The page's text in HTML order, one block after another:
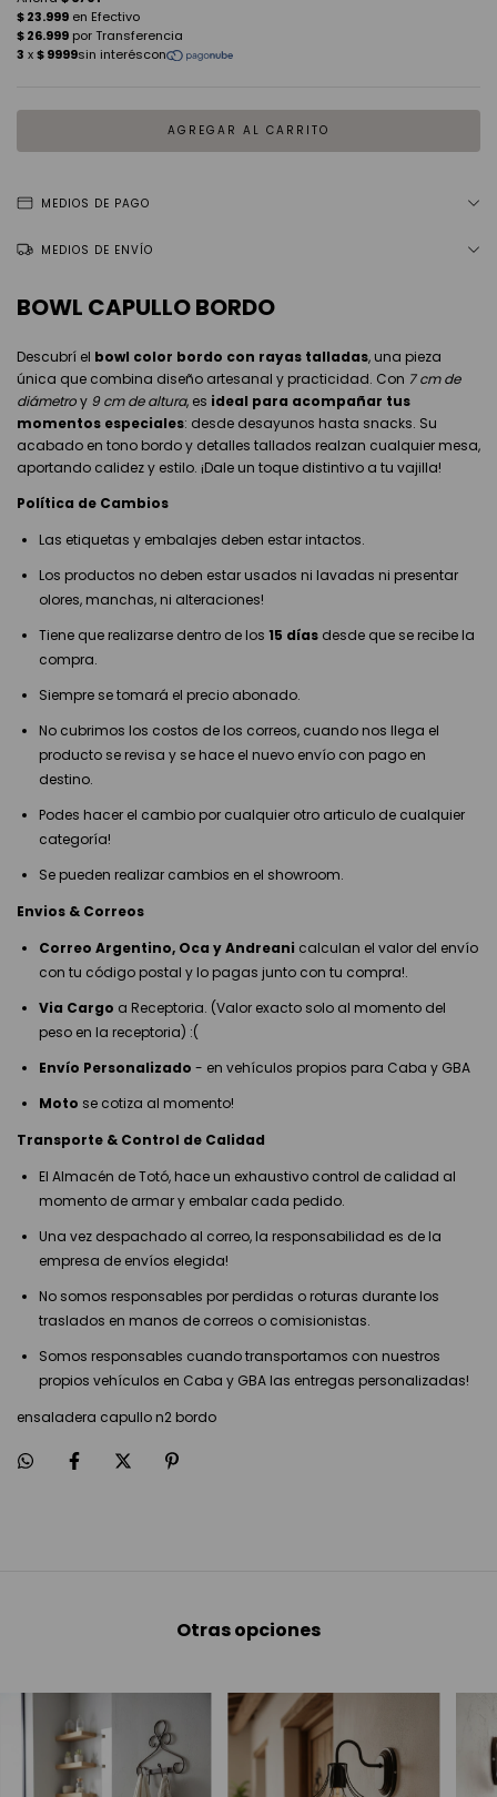
MEDIOS DE PAGO
MEDIOS DE ENVÍO
BOWL CAPULLO BORDO
Descubrí el bowl color bordo con rayas talladas, una pieza
única que combina diseño artesanal y practicidad. Con 7 cm de
diámetroy 9 cm de altura, es ideal para acompañar tus
momentos especiales: desde desayunos hasta snacks. Su
acabado en tono bordo y detalles tallados realzan cualquier mesa,
aportando calidez y estilo. ¡Dale un toque distintivo a tu vajilla!
Política de Cambios
Las etiquetas y embalajes deben estar intactos.
Los productos no deben estar usados ni lavadas ni presentar
olores, manchas, ni alteraciones!
Tiene que realizarse dentro de los 15 días desde que se recibe la
compra.
Siempre se tomará el precio abonado.
No cubrimos los costos de los correos, cuando nos llega el
producto se revisa y se hace el nuevo envío con pago en
destino.
Podes hacer el cambio por cualquier otro articulo de cualquier
categoría!
Se pueden realizar cambios en el showroom.
Envios & Correos
Correo Argentino, Oca y Andreani calculan el valor del envío
con tu código postal y lo pagas junto con tu compra!.
Via Cargo a Receptoria. (Valor exacto solo al momento del
peso en la receptoria) :(
Envío Personalizado - en vehículos propios para Caba y GBA
Moto se cotiza al momento!
Transporte & Control de Calidad
El Almacén de Totó, hace un exhaustivo control de calidad al
momento de armar y embalar cada pedido.
Una vez despachado al correo, la responsabilidad es de la
empresa de envíos elegida!
No somos responsables por perdidas o roturas durante los
traslados en manos de correos o comisionistas.
Somos responsables cuando transportamos con nuestros
propios vehículos en Caba y GBA las entregas personalizadas!
ensaladera capullo n2 bordo
Otras opciones